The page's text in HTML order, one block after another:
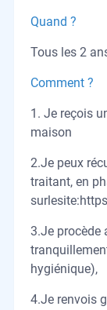
Quand ?
Tous les 2
Comment ?
1. Je reçois
maison
2.Je peux
traitant, en
3.Je procède
hygiénique),
4.Je renvois